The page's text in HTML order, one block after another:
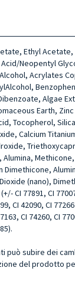
Ethyl
Neopentyl
Acrylates
Algae
Earth,
Tocopherol,
Calcium
(nano),
CI 77891, CI
CI 42090, CI
CI 74260, CI
può subire dei
del prodotto